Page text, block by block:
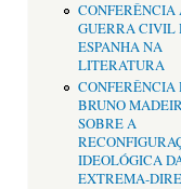
CONFERÊNCIA
GUERRA CIVIL
ESPANHA NA
LITERATURA
CONFERÊNCIA
BRUNO
SOBRE A
IDEOLÓGICA
EXTREMA-